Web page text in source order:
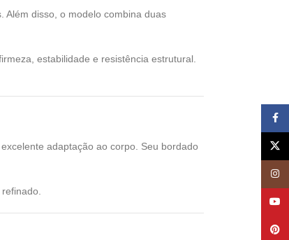
Além disso, o modelo combina duas
estabilidade e resistência estrutural.
adaptação ao corpo. Seu bordado